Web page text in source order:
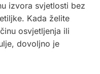
izvora svjetlosti bez
Kada želite
osvjetljenja ili
dovoljno je